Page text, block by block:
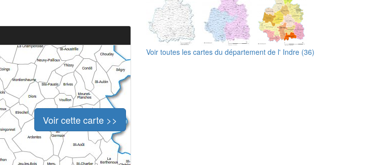
Voir cette carte >>
Voir toutes les cartes du département de l' Indre (36)